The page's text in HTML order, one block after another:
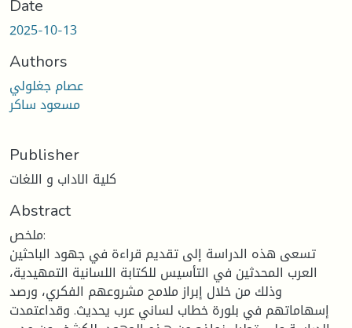
2025-10-13
Authors
عصام جغلولي
مسعود ساكر
Publisher
كلية الاداب و اللغات
Abstract
ملخص:
تسعى هذه الدراسة إلى تقديم قراءة في جهود الباحثين
العرب المحدثين في التأسيس للكتابة اللسانية التمهيدية،
وذلك من خلال إبراز ملامح مشروعهم الفكري، ورصد
إسهاماتهم في بلورة خطاب لساني عرب يحديث. وقداعتمدت